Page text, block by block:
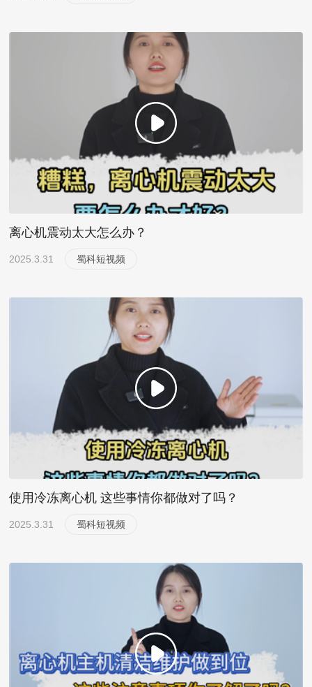
离心机震动太大怎么办？
2025.3.31 蜀科短视频
使用冷冻离心机 这些事情你都做对了吗？
2025.3.31 蜀科短视频